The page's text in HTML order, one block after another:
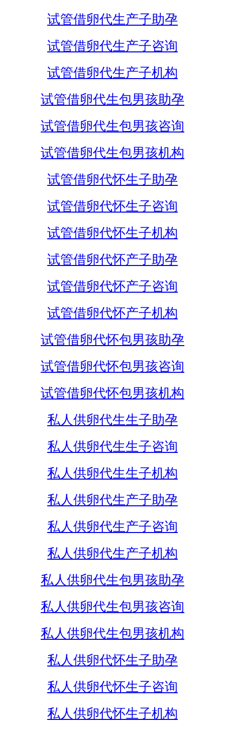
试管借卵代生产子助孕
试管借卵代生产子咨询
试管借卵代生产子机构
试管借卵代生包男孩助孕
试管借卵代生包男孩咨询
试管借卵代生包男孩机构
试管借卵代怀生子助孕
试管借卵代怀生子咨询
试管借卵代怀生子机构
试管借卵代怀产子助孕
试管借卵代怀产子咨询
试管借卵代怀产子机构
试管借卵代怀包男孩助孕
试管借卵代怀包男孩咨询
试管借卵代怀包男孩机构
私人供卵代生生子助孕
私人供卵代生生子咨询
私人供卵代生生子机构
私人供卵代生产子助孕
私人供卵代生产子咨询
私人供卵代生产子机构
私人供卵代生包男孩助孕
私人供卵代生包男孩咨询
私人供卵代生包男孩机构
私人供卵代怀生子助孕
私人供卵代怀生子咨询
私人供卵代怀生子机构